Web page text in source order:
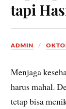
tapi
ADMIN
Menjaga
harus mahal.
tetap bisa